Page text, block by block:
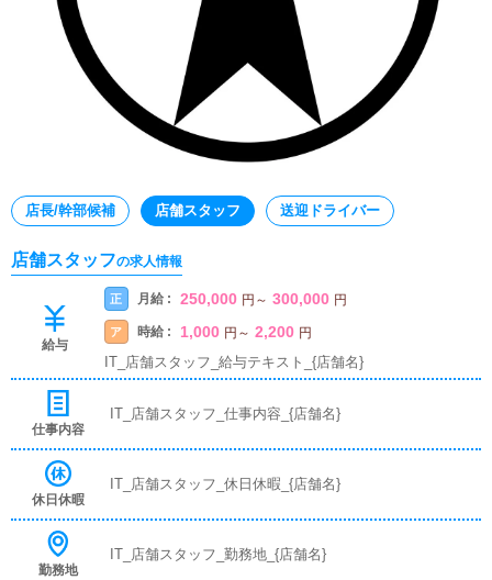
店長/幹部候補 店舗スタッフ 送迎ドライバー
店舗スタッフの求人情報
給与
正 月給 : 250,000 円 ～ 300,000 円
ア 時給 : 1,000 円 ～ 2,200 円
IT_店舗スタッフ_給与テキスト_{店舗名}
仕事内容
IT_店舗スタッフ_仕事内容_{店舗名}
休日休暇
IT_店舗スタッフ_休日休暇_{店舗名}
勤務地
IT_店舗スタッフ_勤務地_{店舗名}